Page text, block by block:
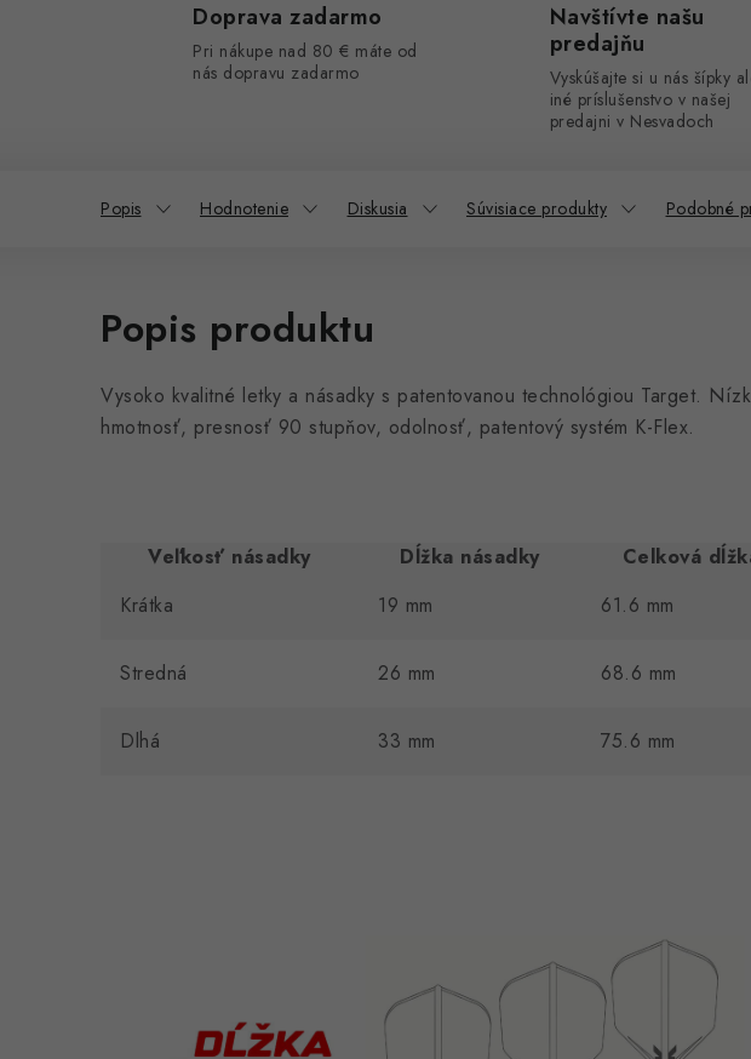
Doprava zadarmo
Pri nákupe nad 80 € máte od
nás dopravu zadarmo
Navštívte našu
predajňu
Vyskúšajte si u nás šípky
iné príslušenstvo v našej
predajni v Nesvadoch
Popis Hodnotenie Diskusia Súvisiace produkty Podobné
Popis produktu
Vysoko kvalitné letky a násadky s patentovanou technológiou Target.
hmotnosť, presnosť 90 stupňov, odolnosť, patentový systém K-Flex.
Veľkosť násadky Dĺžka násadky
Celková
Krátka
19 mm 61.6 mm
Stredná 26 mm 68.6 mm
Dlhá 33 mm 75.6 mm